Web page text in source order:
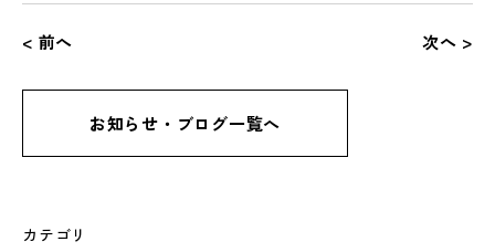
< 前へ 次へ >
お知らせ・ブログ一覧へ
カテゴリ